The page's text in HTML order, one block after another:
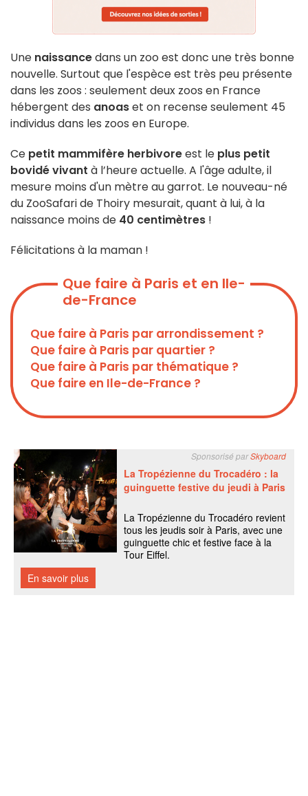
Une naissancedans un zoo est donc une très bonne
nouvelle. Surtout que l'espèce est très peu présente
dans les zoos : seulement deux zoos en France
hébergent des anoaset on recense seulement 45
individus dans les zoos en Europe.
Ce petit mammifère herbivoreest le plus petit
bovidé vivant à l’heure actuelle. A l'âge adulte, il
mesure moins d'un mètre au garrot. Le nouveau-né
du ZooSafari de Thoiry mesurait, quant à lui, à la
naissance moins de 40 centimètres !
Félicitations à la maman !
Que faire à Paris et en Ile-
de-France
Que faire à Paris par arrondissement ?
Que faire à Paris par quartier ?
Que faire à Paris par thématique ?
Que faire en Ile-de-France ?